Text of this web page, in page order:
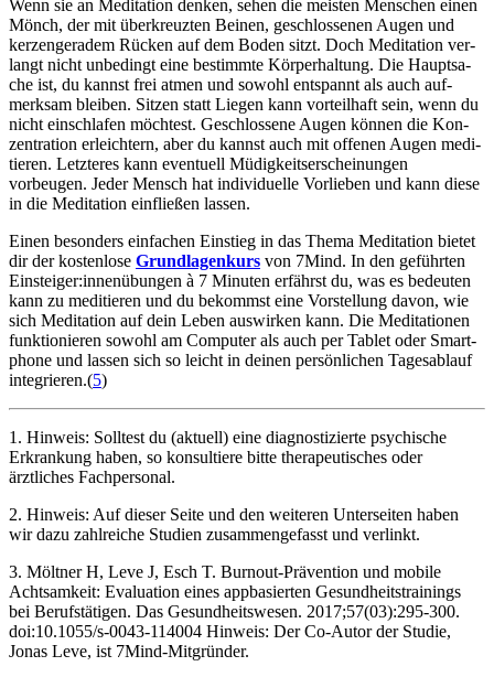
Wenn sie an Medi­ta­tion denken, sehen die meis­ten Men­schen einen
Mönch, der mit über­kreuz­ten Beinen, geschlos­se­nen Augen und
ker­zen­ge­ra­dem Rücken auf dem Boden sitzt. Doch Medi­ta­tion ver­
langt nicht unbedingt eine bestimmte Kör­per­hal­tung. Die Haupt­sa­
che ist, du kannst frei atmen und sowohl ent­spannt als auch auf­
merk­sam blei­ben. Sitzen statt Liegen kann vorteilhaft sein, wenn du
nicht einschlafen möchtest. Geschlos­sene Augen können die Kon­
zen­tra­tion erleichtern, aber du kannst auch mit offe­nen Augen medi­
tie­ren. Letzteres kann eventuell Müdigkeitserscheinungen
vorbeugen. Jeder Mensch hat indi­vi­du­elle Vor­lie­ben und kann diese
in die Medi­ta­tion ein­flie­ßen lassen.
Einen beson­ders ein­fa­chen Ein­stieg in das Thema Medi­ta­tion bietet
dir der kos­ten­lose Grund­la­gen­kurs von 7Mind. In den geführ­ten
Ein­stei­ger:innen­übun­gen à 7 Minu­ten erfährst du, was es bedeu­ten
kann zu medi­tie­ren und du bekommst eine Vor­stel­lung davon, wie
sich Medi­ta­tion auf dein Leben aus­wir­ken kann. Die Medi­ta­tio­nen
funk­tio­nie­ren sowohl am Computer als auch per Tablet oder Smart­
phone und lassen sich so leicht in deinen persönlichen Tagesablauf
integrieren.(5)
1. Hinweis: Solltest du (aktuell) eine diagnostizierte psychische
Erkrankung haben, so konsultiere bitte therapeutisches oder
ärztliches Fachpersonal.
2. Hinweis: Auf dieser Seite und den weiteren Unterseiten haben
wir dazu zahlreiche Studien zusammengefasst und verlinkt.
3. Möltner H, Leve J, Esch T. Burnout-Prävention und mobile
Achtsamkeit: Evaluation eines appbasierten Gesundheitstrainings
bei Berufstätigen. Das Gesundheitswesen. 2017;57(03):295-300.
doi:10.1055/s-0043-114004 Hinweis: Der Co-Autor der Studie,
Jonas Leve, ist 7Mind-Mitgründer.